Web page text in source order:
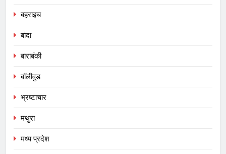
बहराइच
बांदा
बाराबंकी
बॉलीवुड
भ्रष्टाचार
मथुरा
मध्य प्रदेश